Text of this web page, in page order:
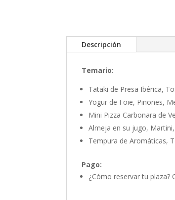
Descripción
Temario:
Tataki de Presa Ibérica,
Yogur de Foie, Piñones,
Mini Pizza Carbonara de
Almeja en su jugo,
Tempura de Aromáticas,
Pago:
¿Cómo reservar tu